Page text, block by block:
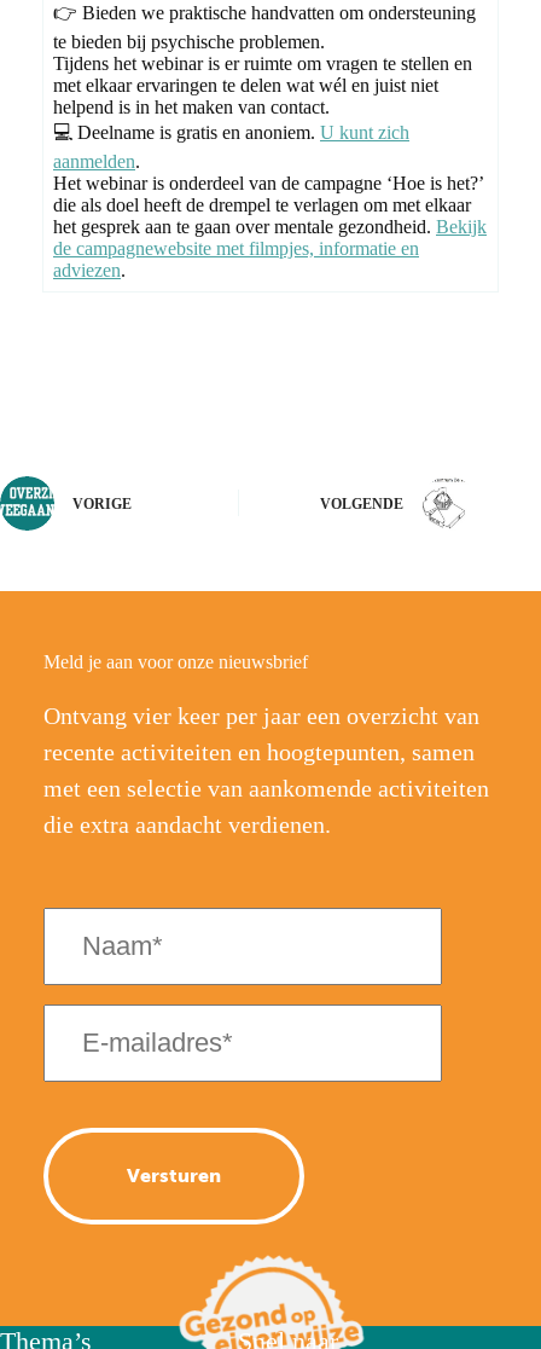
👉 Bieden we praktische handvatten om ondersteuning
te bieden bij psychische problemen.
Tijdens het webinar is er ruimte om vragen te stellen en
met elkaar ervaringen te delen wat wél en juist niet
helpend is in het maken van contact.
💻 Deelname is gratis en anoniem. U kunt zich
aanmelden.
Het webinar is onderdeel van de campagne ‘Hoe is het?’
die als doel heeft de drempel te verlagen om met elkaar
het gesprek aan te gaan over mentale gezondheid. Bekijk
de campagnewebsite met filmpjes, informatie en
adviezen.
VORIGE VOLGENDE
Meld je aan voor onze nieuwsbrief
Ontvang vier keer per jaar een overzicht van
recente activiteiten en hoogtepunten, samen
met een selectie van aankomende activiteiten
die extra aandacht verdienen.
Thema’s Snel naar